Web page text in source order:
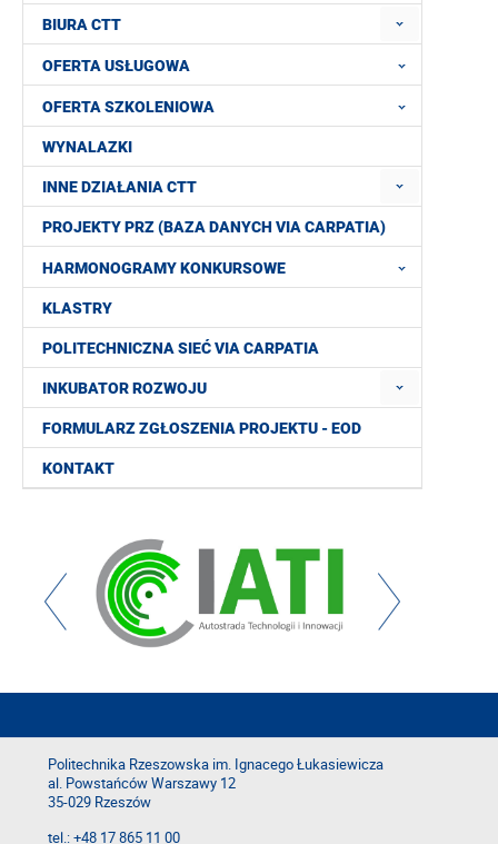
BIURA CTT
OFERTA USŁUGOWA
OFERTA SZKOLENIOWA
WYNALAZKI
INNE DZIAŁANIA CTT
PROJEKTY PRZ (BAZA DANYCH VIA CARPATIA)
HARMONOGRAMY KONKURSOWE
KLASTRY
POLITECHNICZNA SIEĆ VIA CARPATIA
INKUBATOR ROZWOJU
FORMULARZ ZGŁOSZENIA PROJEKTU - EOD
KONTAKT
Politechnika Rzeszowska im. Ignacego Łukasiewicza
al. Powstańców Warszawy 12
35-029 Rzeszów
tel.: +48 17 865 11 00